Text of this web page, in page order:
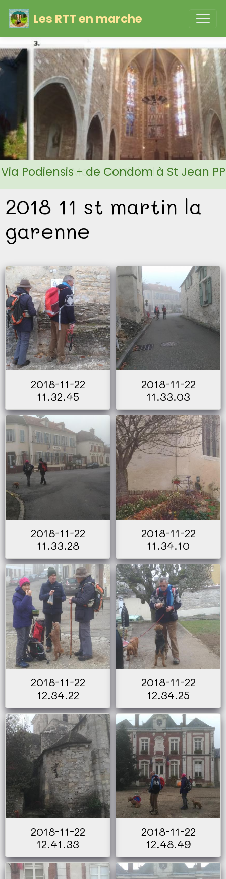
Les RTT en marche
Via Podiensis - de Condom à St Jean PP
2018 11 st martin la
garenne
2018-11-22
11.32.45
2018-11-22
11.33.03
2018-11-22
11.33.28
2018-11-22
11.34.10
2018-11-22
12.34.22
2018-11-22
12.34.25
2018-11-22
12.41.33
2018-11-22
12.48.49